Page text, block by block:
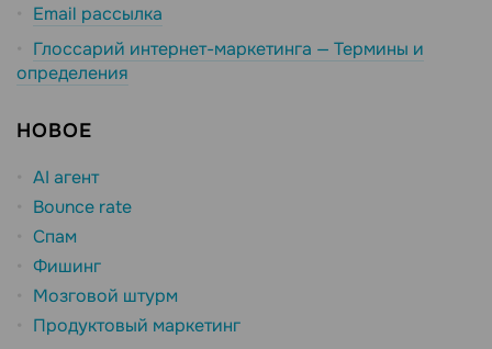
Email рассылка
Глоссарий интернет-маркетинга — Термины и
определения
НОВОЕ
AI агент
Bounce rate
Спам
Фишинг
Мозговой штурм
Продуктовый маркетинг